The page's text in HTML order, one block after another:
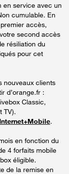
en service avec un
cumulable. En
accès,
second accès
résiliation du
pour cet
nouveaux clients
d’orange.fr :
Classic,
TV).
Internet+Mobile.
en fonction du
4 forfaits mobile
éligible.
de la remise en